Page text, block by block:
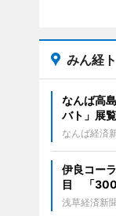
みん経
なんば高
バト」展
なんば経済
伊良コー
目 「300
浅草経済新